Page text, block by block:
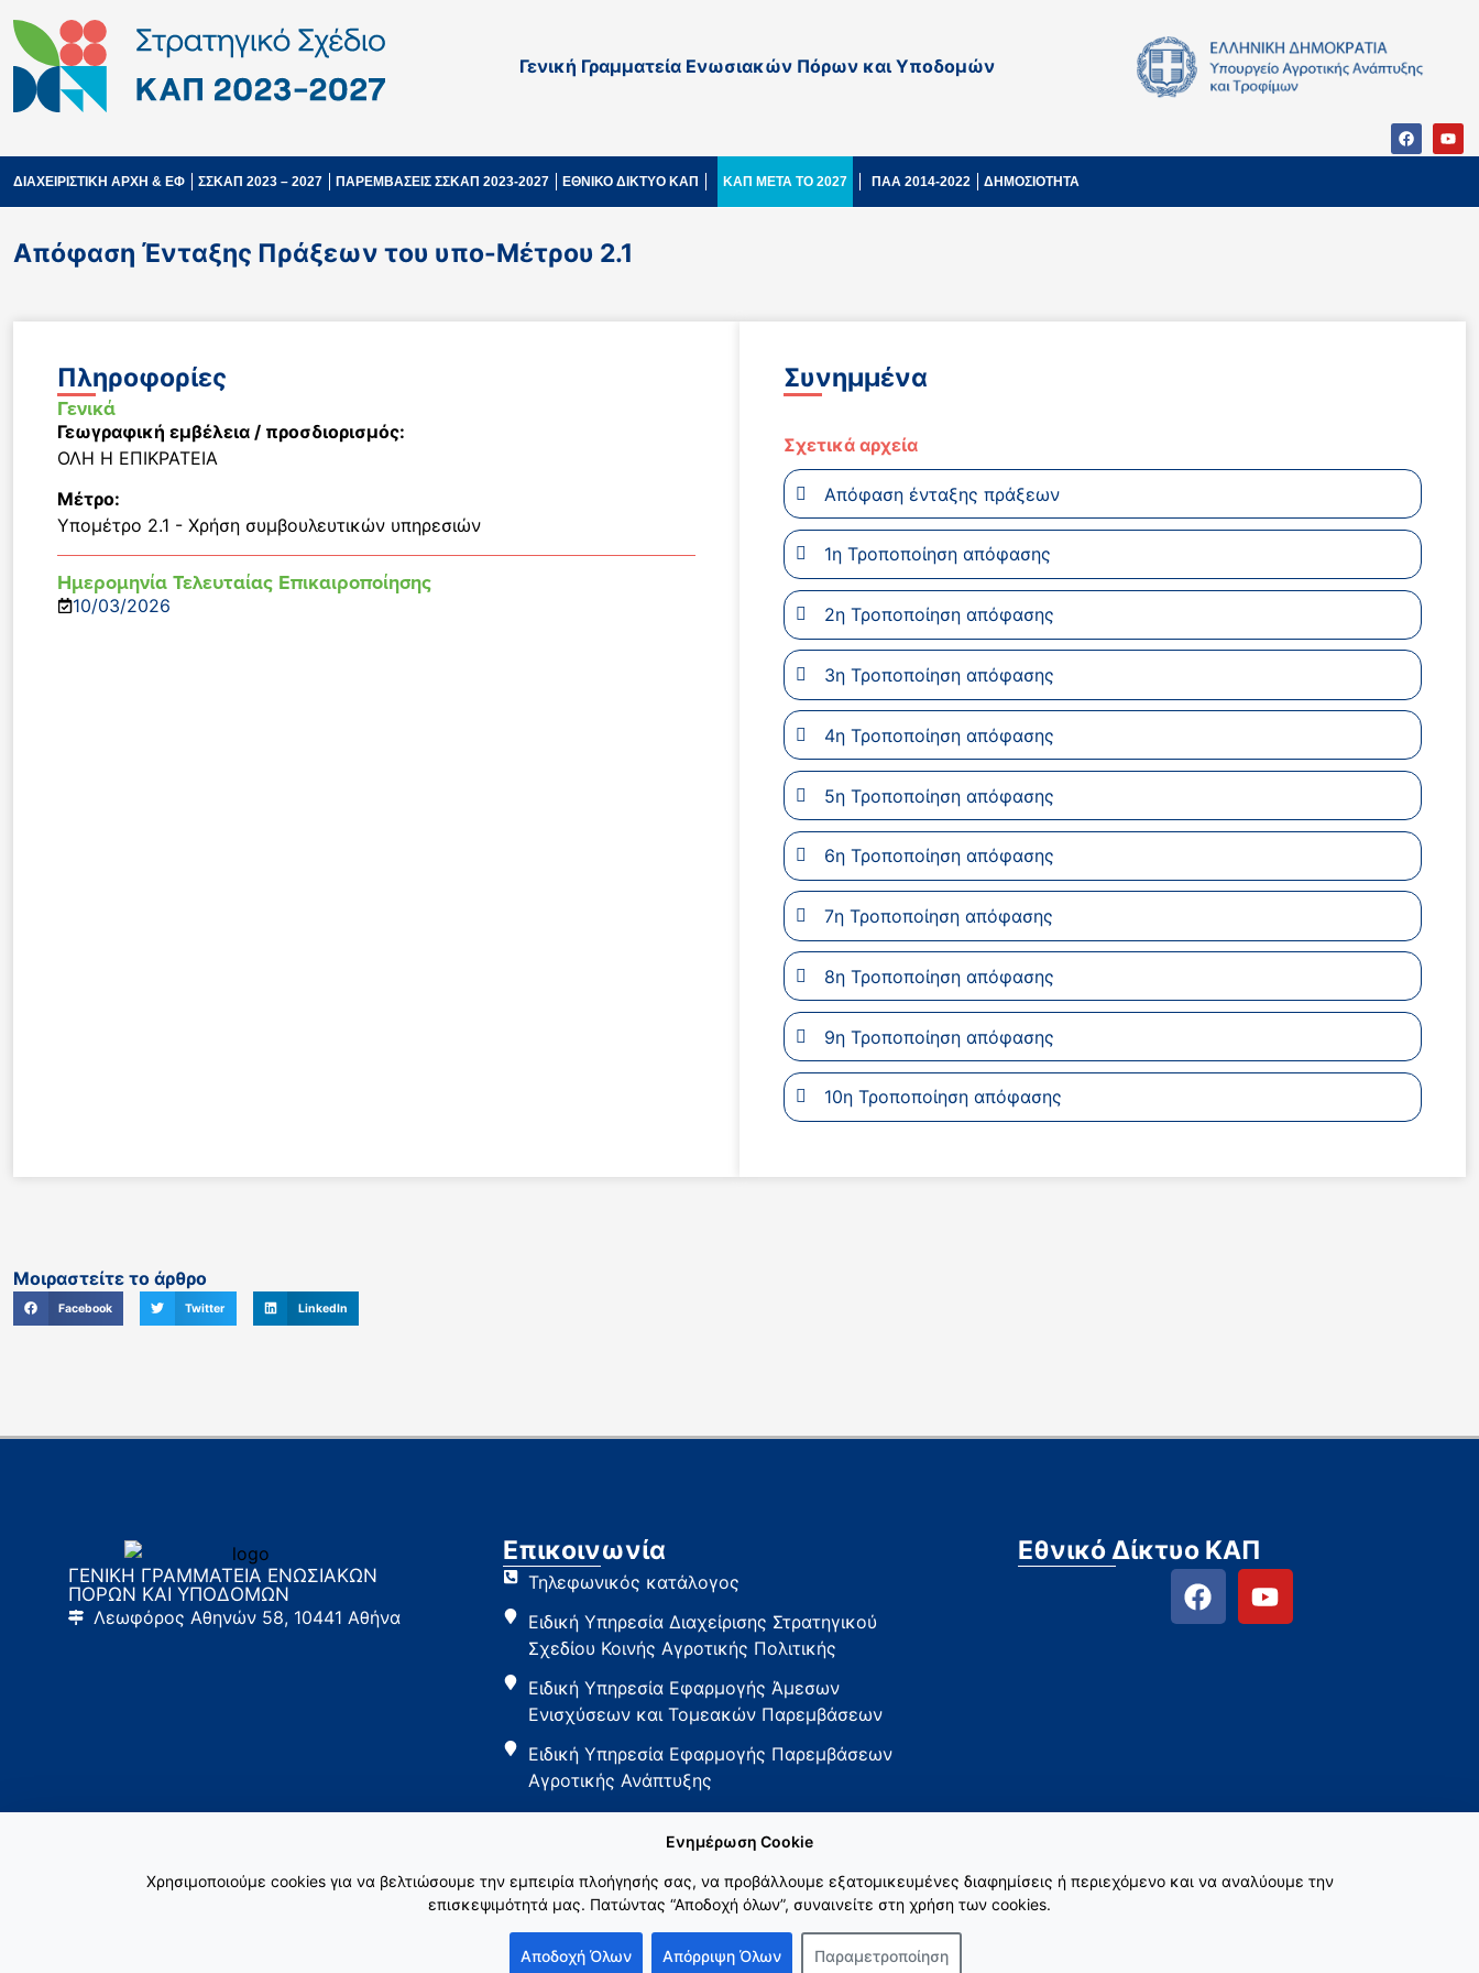
Γενική Γραμματεία Ενωσιακών Πόρων και Υποδομών
ΔΙΑΧΕΙΡΙΣΤΙΚΗ ΑΡΧΗ & ΕΦ ΣΣΚΑΠ 2023 – 2027 ΠΑΡΕΜΒΑΣΕΙΣ ΣΣΚΑΠ 2023-2027 ΕΘΝΙΚΟ ΔΙΚΤΥΟ ΚΑΠ ΚΑΠ ΜΕΤΑ ΤΟ 2027 ΠΑΑ 2014-2022 ΔΗΜΟΣΙΟΤΗΤΑ
Απόφαση Ένταξης Πράξεων του υπο-Μέτρου 2.1
Πληροφορίες
Γενικά
Γεωγραφική εμβέλεια / προσδιορισμός:
ΟΛΗ Η ΕΠΙΚΡΑΤΕΙΑ
Μέτρο:
Υπομέτρο 2.1 - Χρήση συμβουλευτικών υπηρεσιών
Ημερομηνία Τελευταίας Επικαιροποίησης
10/03/2026
Συνημμένα
Σχετικά αρχεία
Απόφαση ένταξης πράξεων
1η Τροποποίηση απόφασης
2η Τροποποίηση απόφασης
3η Τροποποίηση απόφασης
4η Τροποποίηση απόφασης
5η Τροποποίηση απόφασης
6η Τροποποίηση απόφασης
7η Τροποποίηση απόφασης
8η Τροποποίηση απόφασης
9η Τροποποίηση απόφασης
10η Τροποποίηση απόφασης
Μοιραστείτε το άρθρο
Facebook Twitter LinkedIn
ΓΕΝΙΚΗ ΓΡΑΜΜΑΤΕΙΑ ΕΝΩΣΙΑΚΩΝ
ΠΟΡΩΝ ΚΑΙ ΥΠΟΔΟΜΩΝ
Λεωφόρος Αθηνών 58, 10441 Αθήνα
Επικοινωνία
Τηλεφωνικός κατάλογος
Ειδική Υπηρεσία Διαχείρισης Στρατηγικού
Σχεδίου Κοινής Αγροτικής Πολιτικής
Ειδική Υπηρεσία Εφαρμογής Άμεσων
Ενισχύσεων και Τομεακών Παρεμβάσεων
Ειδική Υπηρεσία Εφαρμογής Παρεμβάσεων
Αγροτικής Ανάπτυξης
Εθνικό Δίκτυο ΚΑΠ
Ενημέρωση Cookie
Χρησιμοποιούμε cookies για να βελτιώσουμε την εμπειρία πλοήγησής σας, να προβάλλουμε εξατομικευμένες διαφημίσεις ή περιεχόμενο και να αναλύουμε την
επισκεψιμότητά μας. Πατώντας “Αποδοχή όλων”, συναινείτε στη χρήση των cookies.
Αποδοχή Όλων Απόρριψη Όλων Παραμετροποίηση